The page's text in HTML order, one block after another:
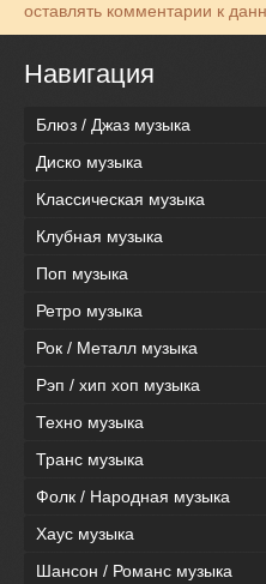
оставлять комментарии к
Навигация
Блюз / Джаз музыка
Диско музыка
Классическая музыка
Клубная музыка
Поп музыка
Ретро музыка
Рок / Металл музыка
Рэп / хип хоп музыка
Техно музыка
Транс музыка
Фолк / Народная музыка
Хаус музыка
Шансон / Романс музыка